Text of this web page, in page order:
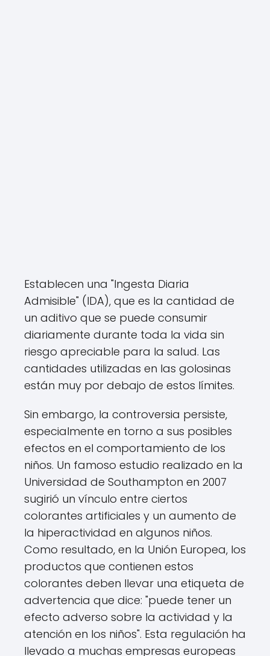
Establecen una "Ingesta Diaria
Admisible" (IDA), que es la cantidad de
un aditivo que se puede consumir
diariamente durante toda la vida sin
riesgo apreciable para la salud. Las
cantidades utilizadas en las golosinas
están muy por debajo de estos límites.
Sin embargo, la controversia persiste,
especialmente en torno a sus posibles
efectos en el comportamiento de los
niños. Un famoso estudio realizado en la
Universidad de Southampton en 2007
sugirió un vínculo entre ciertos
colorantes artificiales y un aumento de
la hiperactividad en algunos niños.
Como resultado, en la Unión Europea, los
productos que contienen estos
colorantes deben llevar una etiqueta de
advertencia que dice: "puede tener un
efecto adverso sobre la actividad y la
atención en los niños". Esta regulación ha
llevado a muchas empresas europeas